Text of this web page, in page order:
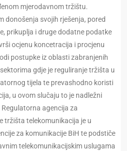
mjerodavnom tržištu.
donošenja svojih rješenja, pored
prikuplja i druge dodatne podatke
ocjenu koncetracija i procjenu
postupke iz oblasti zabranjenih
gdje je reguliranje tržišta u
tijela te prevashodno koristi
u ovom slučaju to je nadležni
agencija za
tržišta telekomunikacija je u
za komunikacije BiH te podstiče
telekomunikacijskim uslugama